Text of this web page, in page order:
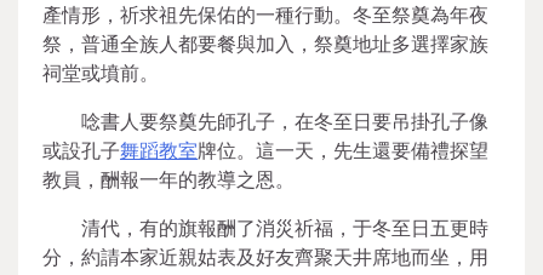
產情形，祈求祖先保佑的一種行動。冬至祭奠為年夜
祭，普通全族人都要餐與加入，祭奠地址多選擇家族
祠堂或墳前。
唸書人要祭奠先師孔子，在冬至日要吊掛孔子像
或設孔子舞蹈教室牌位。這一天，先生還要備禮探望
教員，酬報一年的教導之恩。
清代，有的旗報酬了消災祈福，于冬至日五更時
分，約請本家近親姑表及好友齊聚天井席地而坐，用